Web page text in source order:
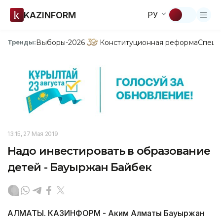
KAZINFORM РУ
Тренды:Выборы-2026 Конституционная реформа
13:15, 27 Мая 2019
Надо инвестировать в образование
детей - Бауыржан Байбек
АЛМАТЫ. КАЗИНФОРМ - Аким Алматы Бауыржан